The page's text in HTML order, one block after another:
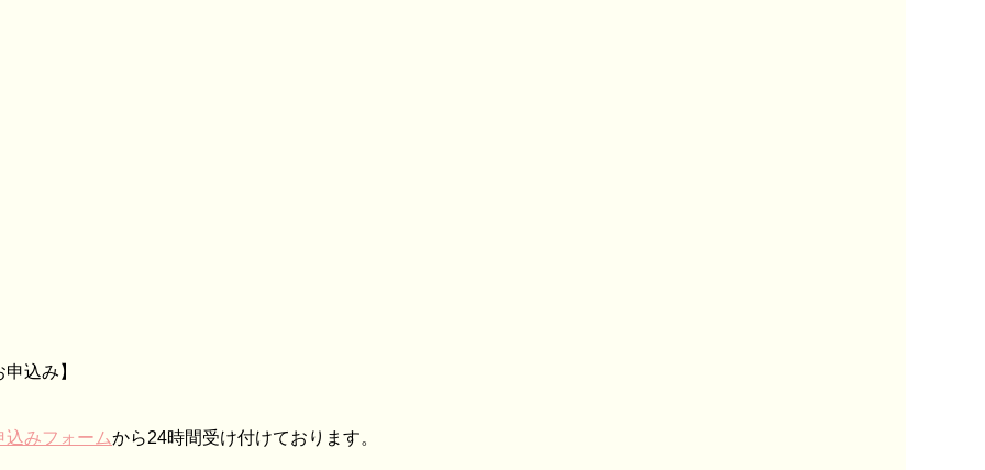
申込み】
込みフォームから24時間受け付けております。